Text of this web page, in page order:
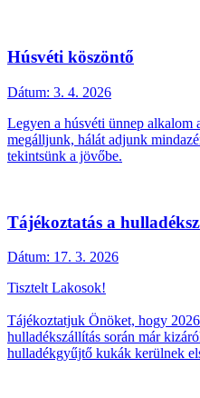
Húsvéti köszöntő
Dátum: 3. 4. 2026
Legyen a húsvéti ünnep alkalom
megálljunk, hálát adjunk
tekintsünk a jövőbe.
Tájékoztatás a
Dátum: 17. 3. 2026
Tisztelt Lakosok!
Tájékoztatjuk Önöket, hogy
hulladékszállítás során már
hulladékgyűjtő kukák kerülnek